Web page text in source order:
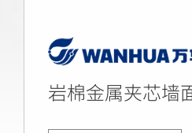
岩棉金属夹芯墙